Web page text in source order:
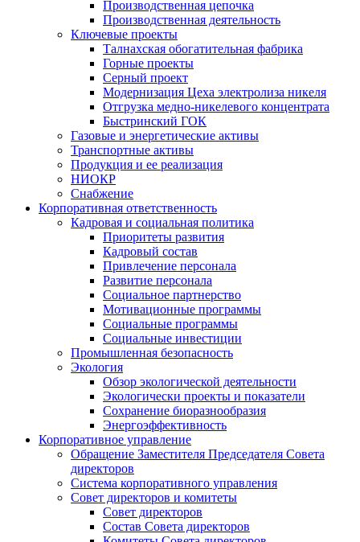
Производственная цепочка
Производственная деятельность
Ключевые проекты
Талнахская обогатительная фабрика
Горные проекты
Серный проект
Модернизация Цеха электролиза никеля
Отгрузка медно-никелевого концентрата
Быстринский ГОК
Газовые и энергетические активы
Транспортные активы
Продукция и ее реализация
НИОКР
Снабжение
Корпоративная ответственность
Кадровая и социальная политика
Приоритеты развития
Кадровый состав
Привлечение персонала
Развитие персонала
Социальное партнерство
Мотивационные программы
Социальные программы
Социальные инвестиции
Промышленная безопасность
Экология
Обзор экологической деятельности
Экологически проекты и показатели
Сохранение биоразнообразия
Энергоэффективность
Корпоративное управление
Обращение Заместителя Председателя Совета
директоров
Система корпоративного управления
Совет директоров и комитеты
Совет директоров
Состав Совета директоров